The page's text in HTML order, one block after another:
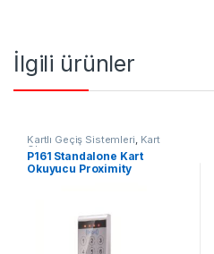
İlgili ürünler
Kartlı Geçiş Sistemleri, Kart
Okuyucu
P161 Standalone Kart
Okuyucu Proximity